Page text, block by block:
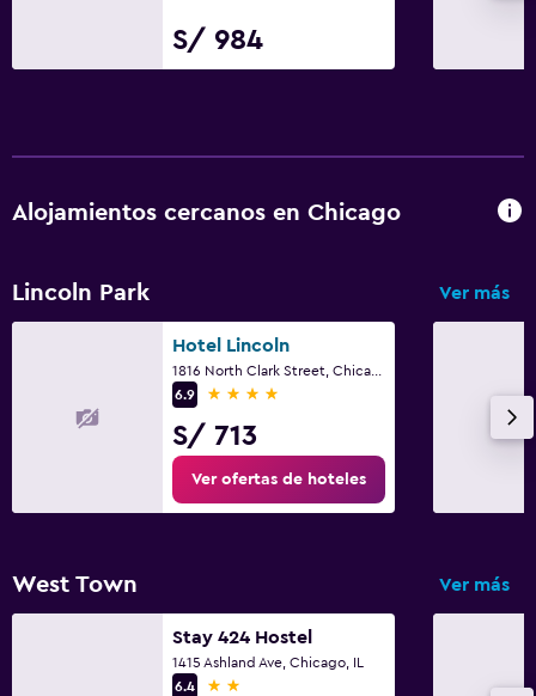
S/ 984
Alojamientos cercanos en Chicago
Lincoln Park Ver más
Hotel Lincoln
6.9
4 estrellas
S/ 713
Ver ofertas de hoteles
West Town Ver más
Stay 424 Hostel
1415 Ashland Ave, Chicago, IL
6.4
2 estrellas